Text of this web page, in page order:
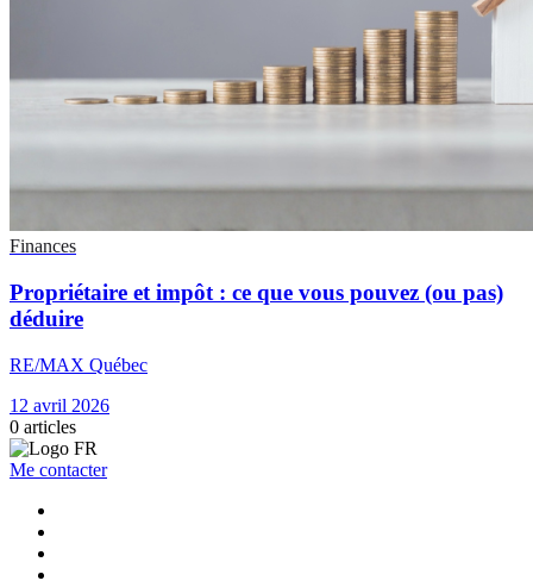
Finances
Propriétaire et impôt : ce que vous pouvez (ou pas)
déduire
RE/MAX Québec
12 avril 2026
0 articles
Me contacter